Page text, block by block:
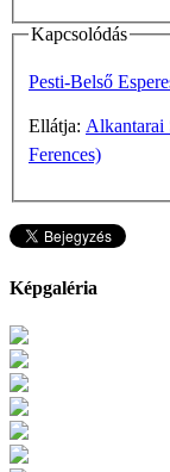
Kapcsolódás
Pesti-Belső
Ellátja: Alkantarai
Ferences)
Képgaléria